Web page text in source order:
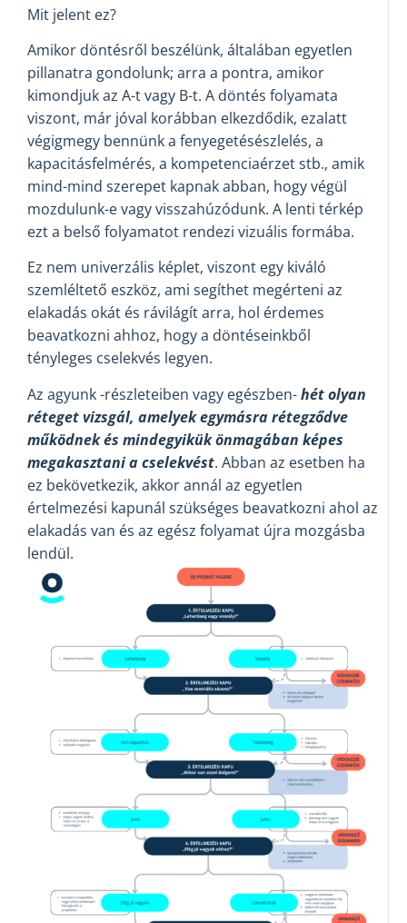
Mit jelent ez?
Amikor döntésről beszélünk, általában egyetlen
pillanatra gondolunk; arra a pontra, amikor
kimondjuk az A-t vagy B-t. A döntés folyamata
viszont, már jóval korábban elkezdődik, ezalatt
végigmegy bennünk a fenyegetésészlelés, a
kapacitásfelmérés, a kompetenciaérzet stb., amik
mind-mind szerepet kapnak abban, hogy végül
mozdulunk-e vagy visszahúzódunk. A lenti térkép
ezt a belső folyamatot rendezi vizuális formába.
Ez nem univerzális képlet, viszont egy kiváló
szemléltető eszköz, ami segíthet megérteni az
elakadás okát és rávilágít arra, hol érdemes
beavatkozni ahhoz, hogy a döntéseinkből
tényleges cselekvés legyen.
Az agyunk -részleteiben vagy egészben-hét olyan
réteget vizsgál, amelyek egymásra rétegződve
működnek és mindegyikük önmagában képes
megakasztani a cselekvést. Abban az esetben ha
ez bekövetkezik, akkor annál az egyetlen
értelmezési kapunál szükséges beavatkozni ahol az
elakadás van és az egész folyamat újra mozgásba
lendül.